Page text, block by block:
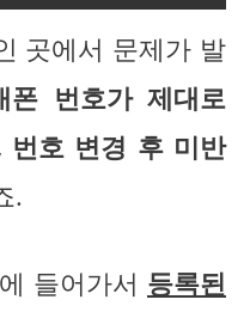
곳에서 문제가 발
폰 번호가 제대로
번호 변경 후 미반
.
들어가서 등록된